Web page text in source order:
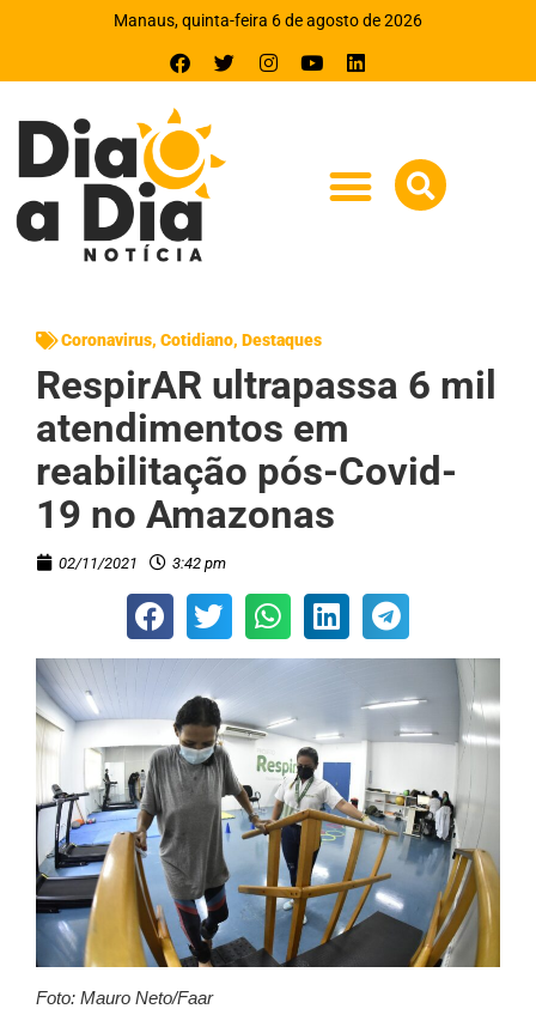
Manaus, quinta-feira 6 de agosto de 2026
Coronavirus, Cotidiano, Destaques
RespirAR ultrapassa 6 mil
atendimentos em
reabilitação pós-Covid-
19 no Amazonas
02/11/2021 3:42 pm
Foto: Mauro Neto/Faar